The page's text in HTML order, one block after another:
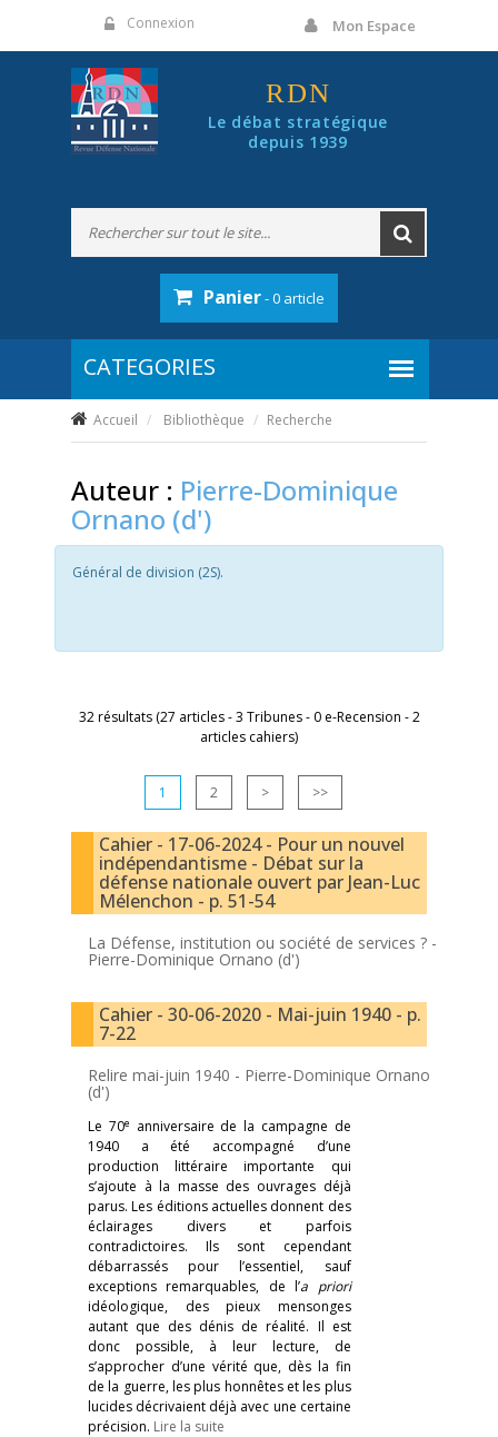
Connexion Mon Espace
RDN
Le débat stratégique
depuis 1939
Panier- 0 article
Accueil Bibliothèque Recherche
Auteur : Pierre-Dominique
Ornano (d')
Général de division (2S).
32 résultats (27 articles - 3 Tribunes - 0 e-Recension - 2
articles cahiers)
1 2 > >>
Cahier - 17-06-2024 - Pour un nouvel
indépendantisme - Débat sur la
défense nationale ouvert par Jean-Luc
Mélenchon - p. 51-54
La Défense, institution ou société de services ? -
Pierre-Dominique Ornano (d')
Cahier - 30-06-2020 - Mai-juin 1940 - p.
7-22
Relire mai-juin 1940 - Pierre-Dominique Ornano
(d')
Le 70eanniversaire de la campagne de
1940 a été accompagné d’une
production littéraire importante qui
s’ajoute à la masse des ouvrages déjà
parus. Les éditions actuelles donnent des
éclairages divers et parfois
contradictoires. Ils sont cependant
débarrassés pour l’essentiel, sauf
exceptions remarquables, de l’a priori
idéologique, des pieux mensonges
autant que des dénis de réalité. Il est
donc possible, à leur lecture, de
s’approcher d’une vérité que, dès la fin
de la guerre, les plus honnêtes et les plus
lucides décrivaient déjà avec une certaine
précision. Lire la suite